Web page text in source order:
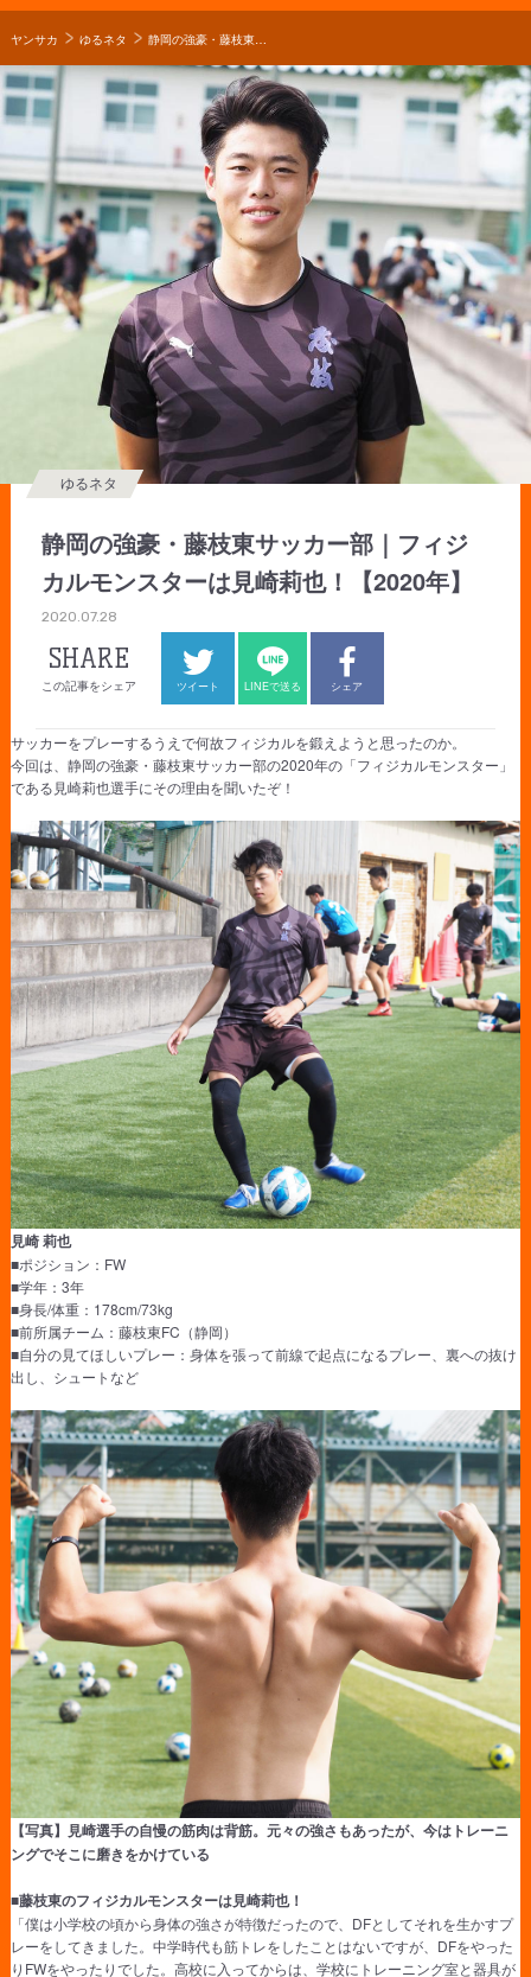
ヤンサカ ゆるネタ 静岡の強豪・藤枝東サッカー部｜フィジカルモンスターは見崎莉也！【2020年】
静岡の強豪・藤枝東サッカー部｜フィジ
カルモンスターは見崎莉也！【2020年】
ゆるネタ
2020.07.28
SHARE
この記事をシェア ツイート LINEで送る シェア
サッカーをプレーするうえで何故フィジカルを鍛えようと思ったのか。
今回は、静岡の強豪・藤枝東サッカー部の2020年の「フィジカルモンスター」
である見崎莉也選手にその理由を聞いたぞ！
見崎 莉也
■ポジション：FW
■学年：3年
■身長/体重：178cm/73kg
■前所属チーム：藤枝東FC（静岡）
■自分の見てほしいプレー：身体を張って前線で起点になるプレー、裏への抜け
出し、シュートなど
【写真】見崎選手の自慢の筋肉は背筋。元々の強さもあったが、今はトレーニ
ングでそこに磨きをかけている
■藤枝東のフィジカルモンスターは見崎莉也！
「僕は小学校の頃から身体の強さが特徴だったので、DFとしてそれを生かすプ
レーをしてきました。中学時代も筋トレをしたことはないですが、DFをやった
りFWをやったりでした。高校に入ってからは、学校にトレーニング室と器具が